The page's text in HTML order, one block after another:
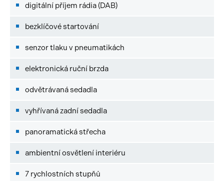
digitální příjem rádia (DAB)
bezklíčové startování
senzor tlaku v pneumatikách
elektronická ruční brzda
odvětrávaná sedadla
vyhřívaná zadní sedadla
panoramatická střecha
ambientní osvětlení interiéru
7 rychlostních stupňů